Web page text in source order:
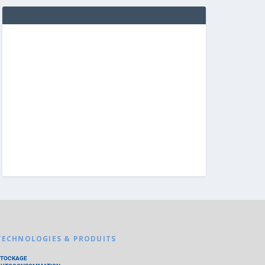
& PRODUITS